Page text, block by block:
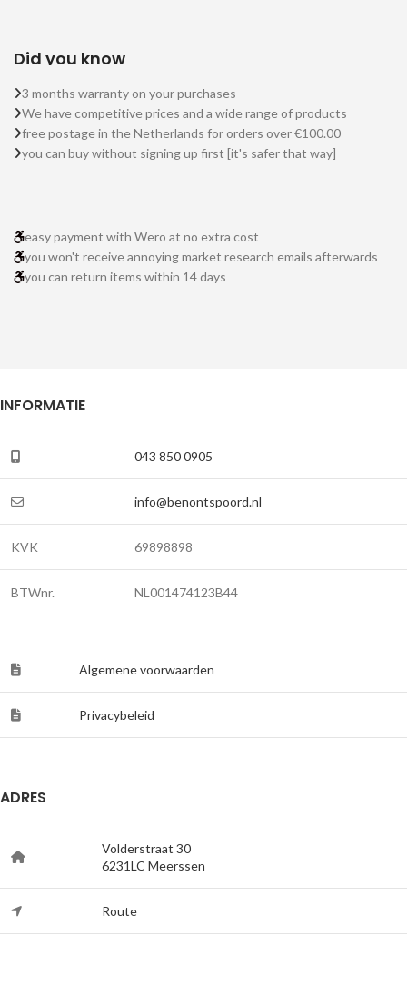
Did you know
3 months warranty on your purchases
We have competitive prices and a wide range of products
free postage in the Netherlands for orders over €100.00
you can buy without signing up first [it's safer that way]
easy payment with Wero at no extra cost
you won't receive annoying market research emails afterwards
you can return items within 14 days
INFORMATIE
043 850 0905
info@benontspoord.nl
KVK 69898898
BTWnr. NL001474123B44
Algemene voorwaarden
Privacybeleid
ADRES
Volderstraat 30
6231LC Meerssen
Route